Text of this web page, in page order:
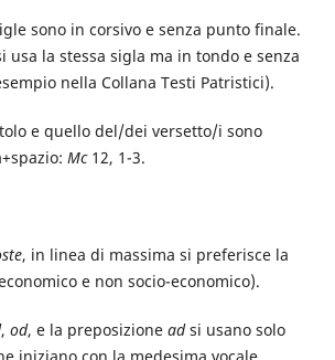
sono in corsivo e senza punto finale.
usa la stessa sigla ma in tondo e senza
nella Collana Testi Patristici).
e quello del/dei versetto/i sono
Mc12, 1-3.
, in linea di massima si preferisce la
e non socio-economico).
, od, e la preposizione adsi usano solo